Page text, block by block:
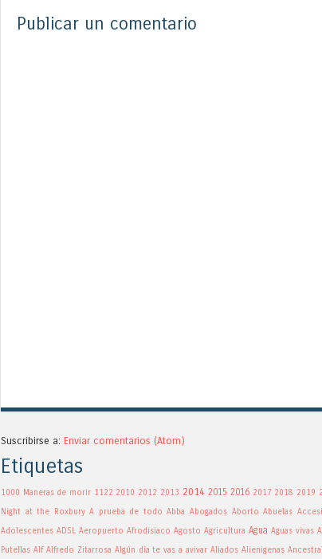
Publicar un comentario
Suscribirse a: Enviar comentarios (Atom)
Etiquetas
1000 Maneras de morir 1122 2010 2012 2013 2014 2015 2016 2017 2018 2019
Night at the Roxbury A prueba de todo Abba Abogados Aborto Abuelas
Adolescentes ADSL Aeropuerto Afrodisiaco Agosto Agricultura Agua Aguas vivas
Putellas Alf Alfredo Zitarrosa Algún día te vas a avivar Aliados Alienigenas